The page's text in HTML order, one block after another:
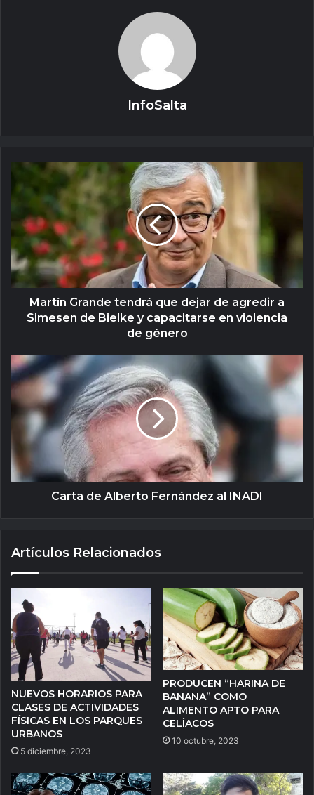
InfoSalta
Martín Grande tendrá que dejar de agredir a
Simesen de Bielke y capacitarse en violencia
de género
Carta de Alberto Fernández al INADI
Artículos Relacionados
NUEVOS HORARIOS PARA
CLASES DE ACTIVIDADES
FÍSICAS EN LOS PARQUES
URBANOS
5 diciembre, 2023
PRODUCEN “HARINA DE
BANANA” COMO
ALIMENTO APTO PARA
CELÍACOS
10 octubre, 2023